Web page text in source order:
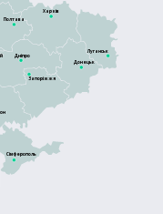
Сімферополь
Дніпро
Харків
Полтава
Запоріжжя
Донецьк
Луганськ